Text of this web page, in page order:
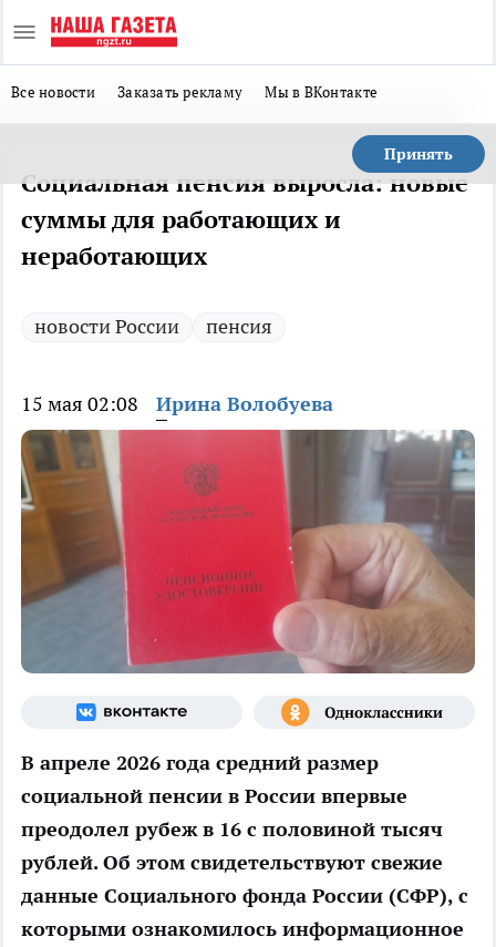
Все новости Заказать рекламу Мы в ВКонтакте
Принять
Социальная пенсия выросла: новые
суммы для работающих и
неработающих
новости России пенсия
15 мая 02:08 Ирина Волобуева
В апреле 2026 года средний размер
социальной пенсии в России впервые
преодолел рубеж в 16 с половиной тысяч
рублей. Об этом свидетельствуют свежие
данные Социального фонда России (СФР), с
которыми ознакомилось информационное